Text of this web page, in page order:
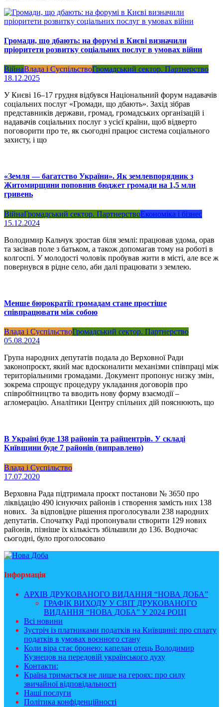
Громади, що дбають: на форумі в Києві визначили
пріоритети розвитку соціальних послуг в умовах війни
ВійнаВлада і СуспільствоГромадський сектор. Партнерство
18.12.2025
У Києві 16–17 грудня відбувся Національний форум надавачів
соціальних послуг «Громади, що дбають». Захід зібрав
представників держави, громад, громадських організацій і
надавачів соціальних послуг з усієї країни, щоб відверто
поговорити про те, як сьогодні працює система соціального
захисту, і що
«Земля — багатство України». Як землевпорядник з
Житомирщини поповнив бюджет громади на 1,5 млн
гривень
ВійнаГромадський сектор. ПартнерствоЕкономіка і бізнес
15.12.2024
Володимир Кальчук зростав біля землі: працював удома, орав
та засівав поле з батьком, а також допомагав тому на роботі в
колгоспі. У молодості чоловік пробував жити в місті, але все ж
повернувся в рідне село, аби далі працювати з землею.
Менше бюрократії: громадам стане простіше
співпрацювати між собою
Влада і СуспільствоГромадський сектор. Партнерство
05.08.2024
Група народних депутатів подала до Верховної Ради
законопроєкт, який має вдосконалити механізми співпраці між
територіальними громадами. Документ пропонує низку змін,
зокрема спрощує процедуру укладання договорів про
співробітництво та вводить нову форму взаємодії –
агломерацію. Аналітики Центру спільних дій пояснюють, що
В Україні буде 138 районів та райцентрів. У складі
Київщини буде 7 районів (виправлено)
Влада і Суспільство
17.07.2020
Верховна Рада підтримала проєкт постанови № 3650 про
ліквідацію 490 існуючих районів і створення замість них 138
нових. За відповідне рішення проголосували 238 народних
депутатів. Спочатку Раді пропонували створити 129 нових
районів, пізніше їх кількість збільшили до 136. Водночас
сьогодні, було проголосовано
Інформація
АРХІВ ДРУКОВАНОГО ВИДАННЯ “НОВА ДОБА”
ГРАФІК ВИХОДУ У СВІТ ДРУКОВАНОГО
ВИДАННЯ “НОВА ДОБА” У 2024 РОЦІ
Всі новини
Зустріч із платниками податків на Київщині: про сплату
податків в умовах воєнного стану
Коли віра стає бронею: капелан отець Володимир
Кузнецов на передовій українського духу
Контакти:
Країна тримається не лише на героях: про силу
звичайної відповідальності
Наші послуги
Політика конфіденційності